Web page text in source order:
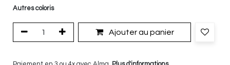
Autres coloris
Ajouter au panier